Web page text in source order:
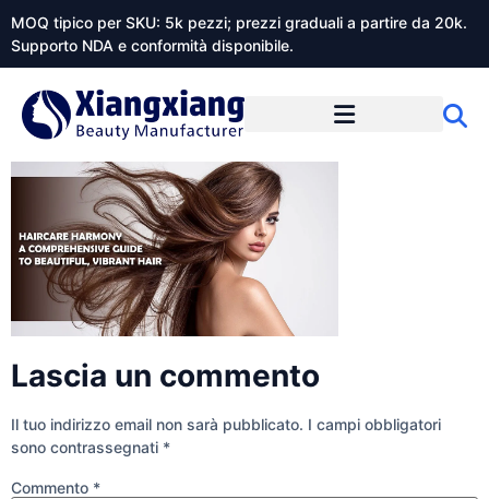
MOQ tipico per SKU: 5k pezzi; prezzi graduali a partire da 20k.
Supporto NDA e conformità disponibile.
Lascia un commento
Il tuo indirizzo email non sarà pubblicato. I campi obbligatori
sono contrassegnati *
Commento *